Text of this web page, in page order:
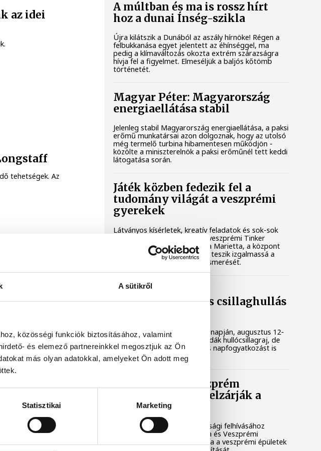
A sütikről
közösségi funkciók biztosításához, valamint
és elemező partnereinkkel megosztjuk az Ön
más olyan adatokkal, amelyeket Ön adott meg
Statisztikai Marketing
az idei
tehetségek. Az
A múltban és ma is rossz hírt
hoz a dunai Ínség-szikla
Újra kilátszik a Dunából az aszály hírnöke! Régen a
felbukkanása egyet jelentett az éhínséggel, ma
pedig a klímaváltozás okozta extrém szárazságra
hívja fel a figyelmet. Elmeséljük a baljós kőtömb
történetét.
Magyar Péter: Magyarország
energiaellátása stabil
Jelenleg stabil Magyarország energiaellátása, a paksi
erőmű munkatársai azon dolgoznak, hogy az utolsó
még termelő turbina hibamentesen működjön -
közölte a miniszterelnök a paksi erőműnél tett keddi
látogatása során.
Játék közben fedezik fel a
tudomány világát a veszprémi
gyerekek
Látványos kísérletek, kreatív feladatok és sok-sok
élmény várja a gyerekeket a veszprémi Tinker
Labsben. Videónkban Balassa Marietta, a központ
vezetője mutatja be, hogyan teszik izgalmassá a
természettudományok megismerését.
Augusztus 12-én
napfogyatkozás és csillaghullás
Az év legsűrűbb csillagászati napján, augusztus 12-
én éjjel tetőzik majd a Perseidák hullócsillagraj, de
ugyanezen a napon részleges napfogyatkozást is
meg lehet majd figyelni.
Lekapcsolják Veszprém
díszkivilágítását, elzárják a
szökőkutakat
A kormány energiatakarékossági felhívásához
csatlakozva Veszprém városa és Veszprémi
Főegyházmegye is lekapcsolta a veszprémi épületek